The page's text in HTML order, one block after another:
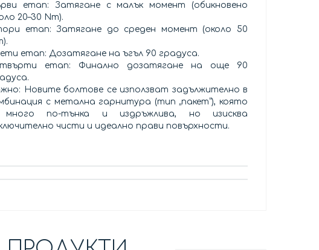
етап: Затягане с малък момент (обикновено
20–30 Nm).
етап: Затягане до среден момент (около 50
етап: Дозатягане на ъгъл 90 градуса.
етап: Финално дозатягане на още 90
Новите болтове се използват задължително в
с метална гарнитура (тип „пакет“), която
по-тънка и издръжлива, но изисква
чисти и идеално прави повърхности.